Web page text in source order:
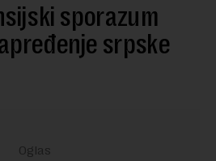
sporazum
srpske